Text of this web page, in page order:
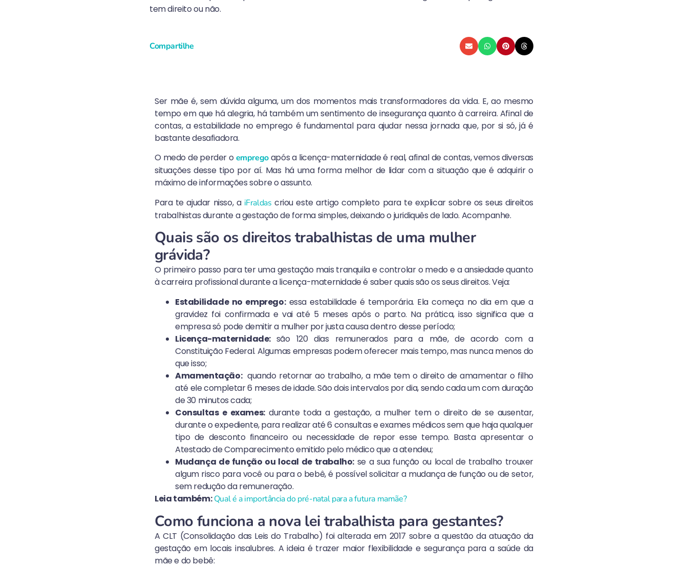
tem direito ou não.
Compartilhe
Ser mãe é, sem dúvida alguma, um dos momentos mais transformadores da vida. E, ao mesmo
tempo em que há alegria, há também um sentimento de insegurança quanto à carreira. Afinal de
contas, a estabilidade no emprego é fundamental para ajudar nessa jornada que, por si só, já é
bastante desafiadora.
O medo de perder o empregoapós a licença-maternidade é real, afinal de contas, vemos diversas
situações desse tipo por aí. Mas há uma forma melhor de lidar com a situação que é adquirir o
máximo de informações sobre o assunto.
Para te ajudar nisso, a iFraldas criou este artigo completo para te explicar sobre os seus direitos
trabalhistas durante a gestação de forma simples, deixando o juridiquês de lado. Acompanhe.
Quais são os direitos trabalhistas de uma mulher
grávida?
O primeiro passo para ter uma gestação mais tranquila e controlar o medo e a ansiedade quanto
à carreira profissional durante a licença-maternidade é saber quais são os seus direitos. Veja:
Estabilidade no emprego:essa estabilidade é temporária. Ela começa no dia em que a
gravidez foi confirmada e vai até 5 meses após o parto. Na prática, isso significa que a
empresa só pode demitir a mulher por justa causa dentro desse período;
Licença-maternidade: são 120 dias remunerados para a mãe, de acordo com a
Constituição Federal. Algumas empresas podem oferecer mais tempo, mas nunca menos do
que isso;
Amamentação: quando retornar ao trabalho, a mãe tem o direito de amamentar o filho
até ele completar 6 meses de idade. São dois intervalos por dia, sendo cada um com duração
de 30 minutos cada;
Consultas e exames:durante toda a gestação, a mulher tem o direito de se ausentar,
durante o expediente, para realizar até 6 consultas e exames médicos sem que haja qualquer
tipo de desconto financeiro ou necessidade de repor esse tempo. Basta apresentar o
Atestado de Comparecimento emitido pelo médico que a atendeu;
Mudança de função ou local de trabalho: se a sua função ou local de trabalho trouxer
algum risco para você ou para o bebê, é possível solicitar a mudança de função ou de setor,
sem redução da remuneração.
Leia também: Qual é a importância do pré-natal para a futura mamãe?
Como funciona a nova lei trabalhista para gestantes?
A CLT (Consolidação das Leis do Trabalho) foi alterada em 2017 sobre a questão da atuação da
gestação em locais insalubres. A ideia é trazer maior flexibilidade e segurança para a saúde da
mãe e do bebê: